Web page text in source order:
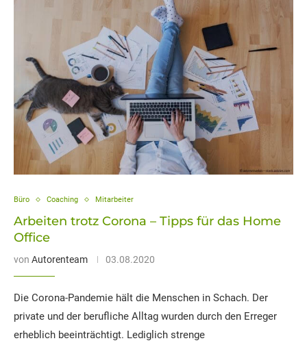
Büro Coaching Mitarbeiter
Arbeiten trotz Corona – Tipps für das Home
Office
von Autorenteam 03.08.2020
Die Corona-Pandemie hält die Menschen in Schach. Der
private und der berufliche Alltag wurden durch den Erreger
erheblich beeinträchtigt. Lediglich strenge